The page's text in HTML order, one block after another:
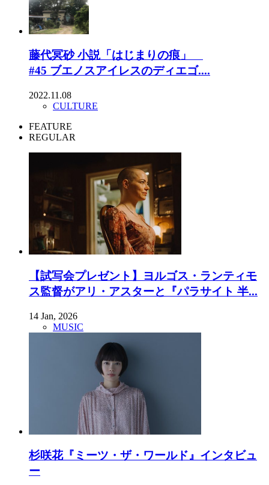
藤代冥砂 小説「はじまりの痕」
#45 ブエノスアイレスのディエゴ....
2022.11.08
CULTURE
FEATURE
REGULAR
【試写会プレゼント】ヨルゴス・ランティモ
ス監督がアリ・アスターと『パラサイト 半...
14 Jan, 2026
MUSIC
杉咲花『ミーツ・ザ・ワールド』インタビュ
ー